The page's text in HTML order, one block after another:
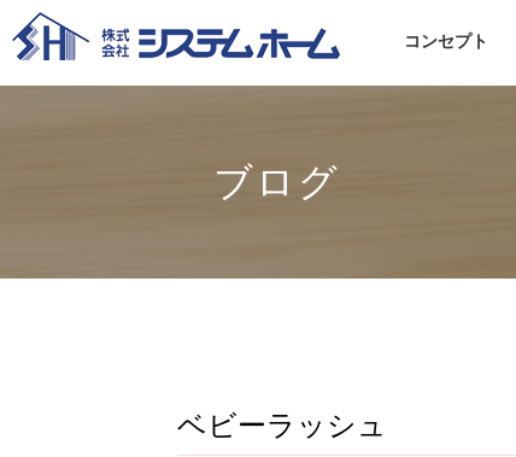
コンセプト
ブログ
ベビーラッシュ